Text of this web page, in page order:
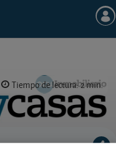
Tiempo de lectura: 2 min.